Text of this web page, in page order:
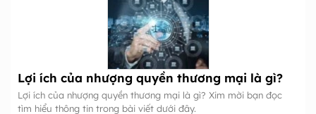
Lợi ích của nhượng quyền thương mại là gì?
Lợi ích của nhượng quyền thương mại là gì? Xim mời bạn đọc
tìm hiểu thông tin trong bài viết dưới đây.